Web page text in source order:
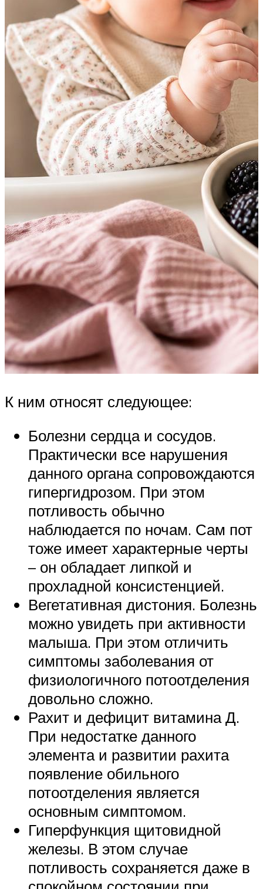
К ним относят следующее:
Болезни сердца и сосудов.
Практически все нарушения
данного органа сопровождаются
гипергидрозом. При этом
потливость обычно
наблюдается по ночам. Сам пот
тоже имеет характерные черты
– он обладает липкой и
прохладной консистенцией.
Вегетативная дистония. Болезнь
можно увидеть при активности
малыша. При этом отличить
симптомы заболевания от
физиологичного потоотделения
довольно сложно.
Рахит и дефицит витамина Д.
При недостатке данного
элемента и развитии рахита
появление обильного
потоотделения является
основным симптомом.
Гиперфункция щитовидной
железы. В этом случае
потливость сохраняется даже в